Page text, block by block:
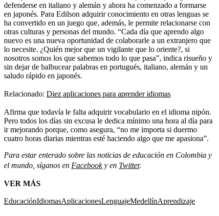
defenderse en italiano y alemán y ahora ha comenzado a formarse
en japonés. Para Edilson adquirir conocimiento en otras lenguas se
ha convertido en un juego que, además, le permite relacionarse con
otras culturas y personas del mundo. “Cada día que aprendo algo
nuevo es una nueva oportunidad de colaborarle a un extranjero que
lo necesite. ¿Quién mejor que un vigilante que lo oriente?, si
nosotros somos los que sabemos todo lo que pasa”, indica risueño y
sin dejar de balbucear palabras en portugués, italiano, alemán y un
saludo rápido en japonés.
Relacionado: Diez aplicaciones para aprender idiomas
Afirma que todavía le falta adquirir vocabulario en el idioma nipón.
Pero todos los días sin excusa le dedica mínimo una hora al día para
ir mejorando porque, como asegura, “no me importa si duermo
cuatro horas diarias mientras esté haciendo algo que me apasiona”.
Para estar enterado sobre las noticias de educación en Colombia y
el mundo, síganos en Facebooky en Twitter.
VER MÁS
EducaciónIdiomasAplicacionesLenguajeMedellínAprendizaje